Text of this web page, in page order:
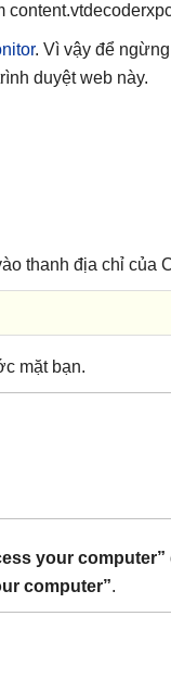
. Vì vậy để
duyệt web này.
thanh địa chỉ của
mặt bạn.
your computer”
computer”.